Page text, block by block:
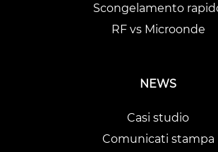
Scongelamento
RF vs Microonde
NEWS
Casi studio
Comunicati stampa